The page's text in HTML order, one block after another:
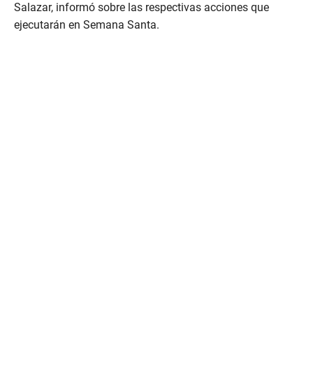
Salazar, informó sobre las respectivas acciones que
ejecutarán en Semana Santa.